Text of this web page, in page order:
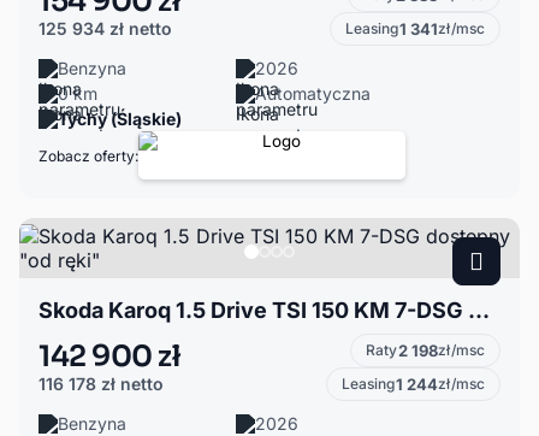
125 934 zł netto
Leasing1 341zł/msc
Benzyna
2026
0 km
Automatyczna
Tychy (Śląskie)
Zobacz oferty:
Skoda Karoq 1.5 Drive TSI 150 KM 7-DSG dostępny "od ręki"
142 900 zł
116 178 zł netto
Raty2 198zł/msc
Leasing1 244zł/msc
Benzyna
2026